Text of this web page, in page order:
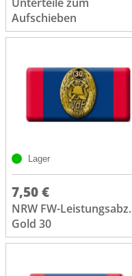
Aufschieben
Lager
7,50 €
NRW FW-Leistungsabz.
Gold 30